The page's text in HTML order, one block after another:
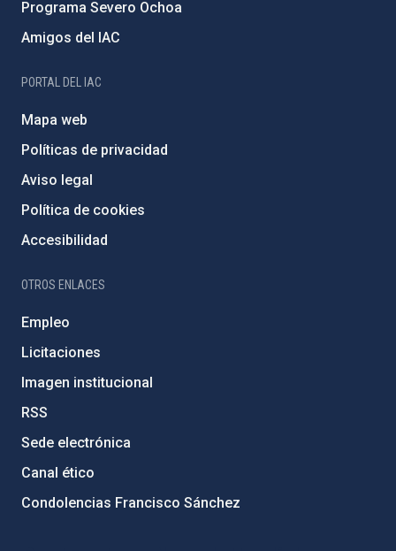
Programa Severo Ochoa
Amigos del IAC
PORTAL DEL IAC
Mapa web
Políticas de privacidad
Aviso legal
Política de cookies
Accesibilidad
OTROS ENLACES
Empleo
Licitaciones
Imagen institucional
RSS
Sede electrónica
Canal ético
Condolencias Francisco Sánchez